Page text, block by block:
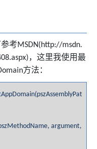
考MSDN(http://msdn.
，这里我使用最
方法：
argument,